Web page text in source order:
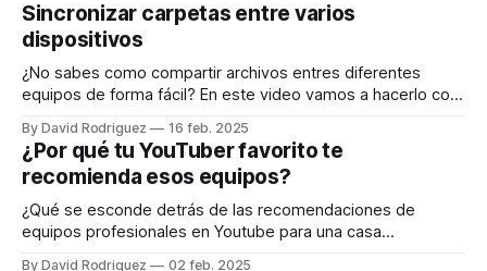
Sincronizar carpetas entre varios
dispositivos
¿No sabes como compartir archivos entres diferentes
equipos de forma fácil? En este video vamos a hacerlo con
nas, aunque el funcionamiento es muy similar en cualquier
plataforma, excepto en iOS que no existe syncthing, es
decir, funciona en Nas, por docker,
By David Rodriguez 16 feb. 2025
¿Por qué tu YouTuber favorito te
recomienda esos equipos?
¿Qué se esconde detrás de las recomendaciones de
equipos profesionales en Youtube para una casa
By David Rodriguez 02 feb. 2025